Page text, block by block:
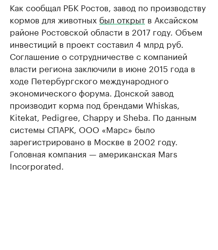
Как сообщал РБК Ростов, завод по производству
кормов для животных был открыт в Аксайском
районе Ростовской области в 2017 году. Объем
инвестиций в проект составил 4 млрд руб.
Соглашение о сотрудничестве с компанией
власти региона заключили в июне 2015 года в
ходе Петербургского международного
экономического форума. Донской завод
производит корма под брендами Whiskas,
Kitekat, Pedigree, Chappy и Sheba. По данным
системы СПАРК, ООО «Марс» было
зарегистрировано в Москве в 2002 году.
Головная компания — американская Mars
Incorporated.